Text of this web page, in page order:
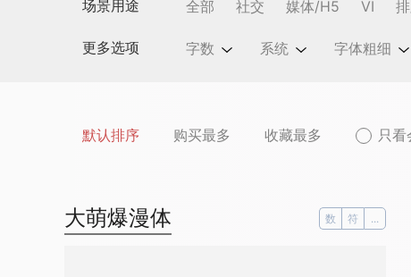
场景用途 全部 社交 媒体/H5 VI
更多选项 字数 系统 字体粗细
默认排序 购买最多 收藏最多 只看
大萌爆漫体 数 符 ...